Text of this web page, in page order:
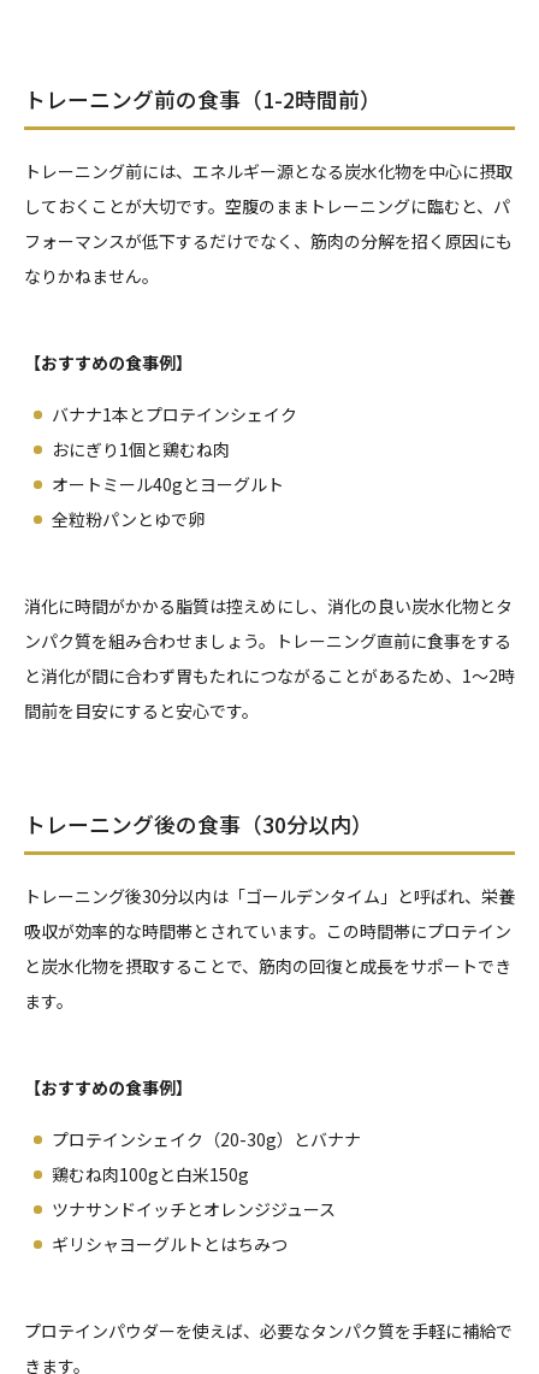
トレーニング前の食事（1-2時間前）
トレーニング前には、エネルギー源となる炭水化物を中心に摂取
しておくことが大切です。空腹のままトレーニングに臨むと、パ
フォーマンスが低下するだけでなく、筋肉の分解を招く原因にも
なりかねません。
【おすすめの食事例】
バナナ1本とプロテインシェイク
おにぎり1個と鶏むね肉
オートミール40gとヨーグルト
全粒粉パンとゆで卵
消化に時間がかかる脂質は控えめにし、消化の良い炭水化物とタ
ンパク質を組み合わせましょう。トレーニング直前に食事をする
と消化が間に合わず胃もたれにつながることがあるため、1～2時
間前を目安にすると安心です。
トレーニング後の食事（30分以内）
トレーニング後30分以内は「ゴールデンタイム」と呼ばれ、栄養
吸収が効率的な時間帯とされています。この時間帯にプロテイン
と炭水化物を摂取することで、筋肉の回復と成長をサポートでき
ます。
【おすすめの食事例】
プロテインシェイク（20-30g）とバナナ
鶏むね肉100gと白米150g
ツナサンドイッチとオレンジジュース
ギリシャヨーグルトとはちみつ
プロテインパウダーを使えば、必要なタンパク質を手軽に補給で
きます。